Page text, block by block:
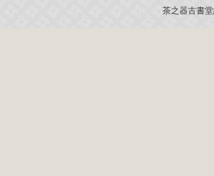
茶之器古書